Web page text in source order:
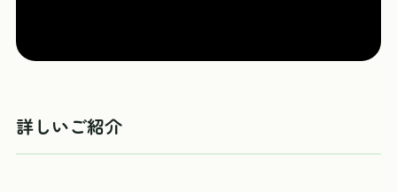
詳しいご紹介